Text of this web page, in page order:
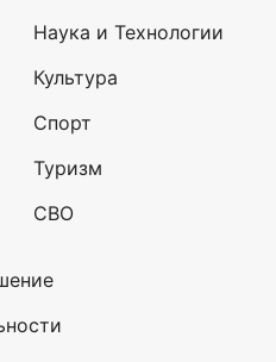
Наука и Технологии
Культура
Спорт
Туризм
СВО